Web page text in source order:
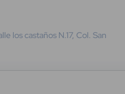
los castaños N.17, Col. San